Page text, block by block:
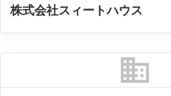
株式会社スィートハウス
business